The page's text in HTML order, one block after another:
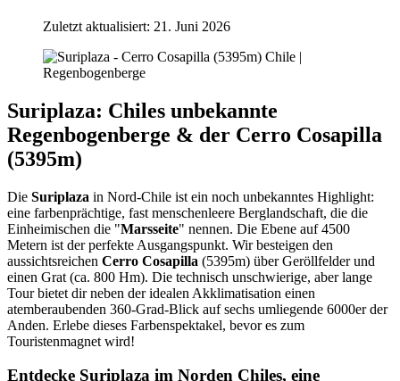
Zuletzt aktualisiert: 21. Juni 2026
Suriplaza: Chiles unbekannte
Regenbogenberge & der Cerro Cosapilla
(5395m)
Die Suriplaza in Nord-Chile ist ein noch unbekanntes Highlight:
eine farbenprächtige, fast menschenleere Berglandschaft, die die
Einheimischen die "Marsseite" nennen. Die Ebene auf 4500
Metern ist der perfekte Ausgangspunkt. Wir besteigen den
aussichtsreichen Cerro Cosapilla (5395m) über Geröllfelder und
einen Grat (ca. 800 Hm). Die technisch unschwierige, aber lange
Tour bietet dir neben der idealen Akklimatisation einen
atemberaubenden 360-Grad-Blick auf sechs umliegende 6000er der
Anden. Erlebe dieses Farbenspektakel, bevor es zum
Touristenmagnet wird!
Entdecke Suriplaza im Norden Chiles, eine